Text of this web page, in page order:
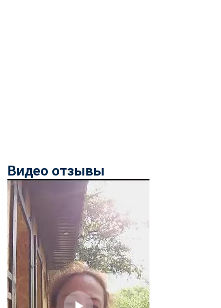
Видео отзывы